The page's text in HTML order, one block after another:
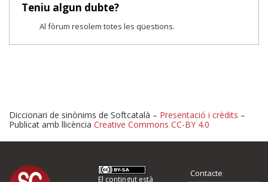
Teniu algun dubte?
Al fòrum resolem totes les qüestions.
Proposeu-nos millores o
Diccionari de sinònims de Softcatalà – Presentació i crèdits –
Publicat amb llicència Creative Commons CC-BY 4.0
El contingut està
Contacte